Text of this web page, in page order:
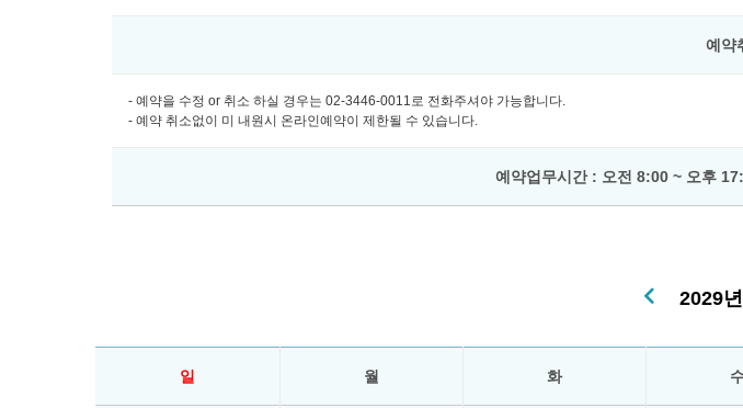
예약
- 예약을 수정 or 취소 하실 경우는 02-3446-0011로 전화주셔야 가능합니다.
- 예약 취소없이 미 내원시 온라인예약이 제한될 수 있습니다.
예약업무시간 : 오전 8:00 ~ 오후
2029
일 월 화